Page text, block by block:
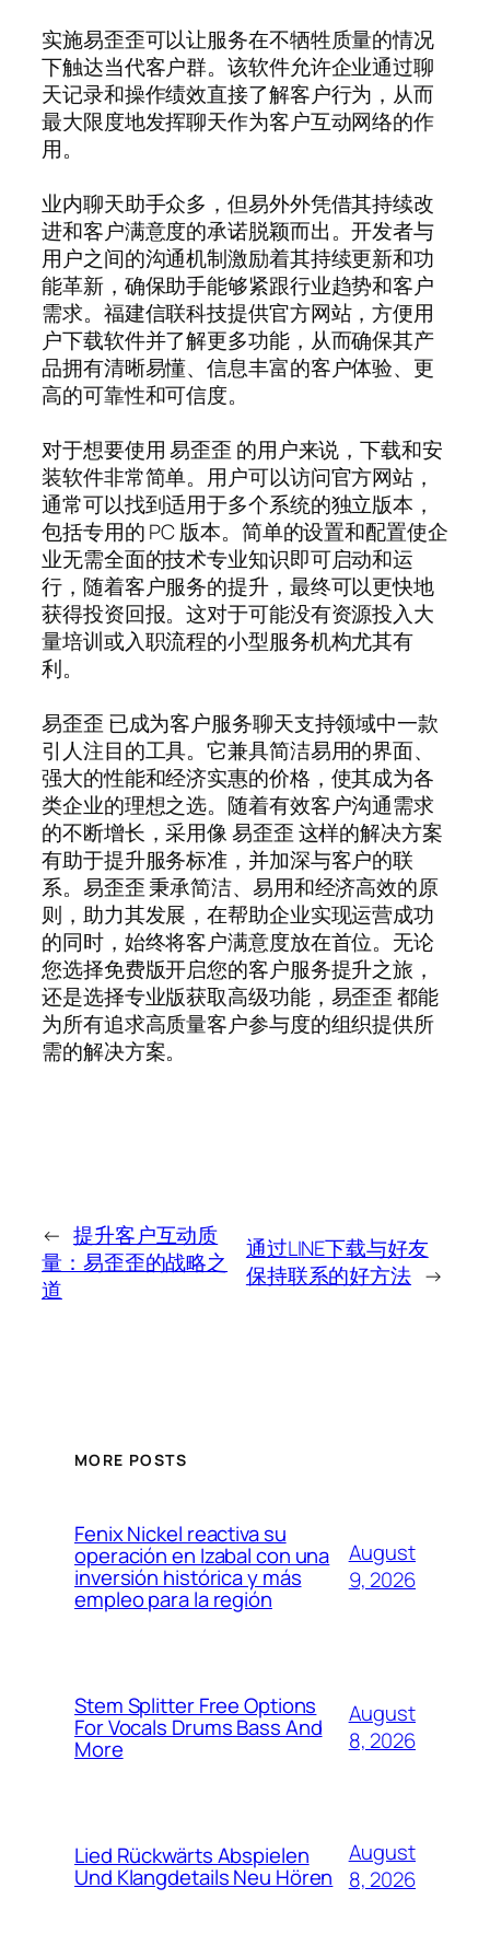
实施易歪歪可以让服务在不牺牲质量的情况
下触达当代客户群。该软件允许企业通过聊
天记录和操作绩效直接了解客户行为，从而
最大限度地发挥聊天作为客户互动网络的作
用。
业内聊天助手众多，但易外外凭借其持续改
进和客户满意度的承诺脱颖而出。开发者与
用户之间的沟通机制激励着其持续更新和功
能革新，确保助手能够紧跟行业趋势和客户
需求。福建信联科技提供官方网站，方便用
户下载软件并了解更多功能，从而确保其产
品拥有清晰易懂、信息丰富的客户体验、更
高的可靠性和可信度。
对于想要使用 易歪歪 的用户来说，下载和安
装软件非常简单。用户可以访问官方网站，
通常可以找到适用于多个系统的独立版本，
包括专用的 PC 版本。简单的设置和配置使企
业无需全面的技术专业知识即可启动和运
行，随着客户服务的提升，最终可以更快地
获得投资回报。这对于可能没有资源投入大
量培训或入职流程的小型服务机构尤其有
利。
易歪歪 已成为客户服务聊天支持领域中一款
引人注目的工具。它兼具简洁易用的界面、
强大的性能和经济实惠的价格，使其成为各
类企业的理想之选。随着有效客户沟通需求
的不断增长，采用像 易歪歪 这样的解决方案
有助于提升服务标准，并加深与客户的联
系。易歪歪 秉承简洁、易用和经济高效的原
则，助力其发展，在帮助企业实现运营成功
的同时，始终将客户满意度放在首位。无论
您选择免费版开启您的客户服务提升之旅，
还是选择专业版获取高级功能，易歪歪 都能
为所有追求高质量客户参与度的组织提供所
需的解决方案。
← 提升客户互动质
量：易歪歪的战略之
道
通过LINE下载与好友
保持联系的好方法 →
MORE POSTS
Fenix Nickel reactiva su
operación en Izabal con una
inversión histórica y más
empleo para la región
August
9, 2026
Stem Splitter Free Options
For Vocals Drums Bass And
More
August
8, 2026
Lied Rückwärts Abspielen
Und Klangdetails Neu Hören
August
8, 2026